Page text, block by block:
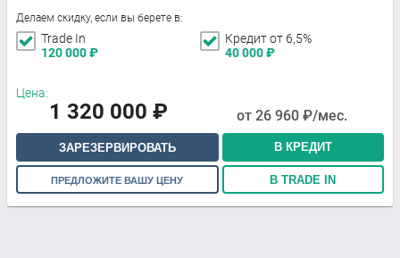
Делаем скидку, если вы берете в:
Trade In
120 000₽
Кредит от 6,5%
40 000₽
Цена:
1 320 000 ₽ от 26 960 ₽/мес.
ЗАРЕЗЕРВИРОВАТЬ В КРЕДИТ
ПРЕДЛОЖИТЕ ВАШУ ЦЕНУ В TRADE IN